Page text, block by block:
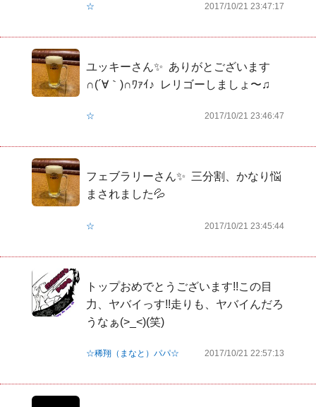
☆ 2017/10/21 23:47:17
ユッキーさん✨  ありがとございます
∩(´∀｀)∩ﾜｧｲ♪  レリゴーしましょ〜♫
☆ 2017/10/21 23:46:47
フェブラリーさん✨  三分割、かなり悩
まされました💦
☆ 2017/10/21 23:45:44
トップおめでとうございます!!この目
力、ヤバイっす!!走りも、ヤバイんだろ
うなぁ(>_<)(笑)
☆稀翔（まなと）パパ☆ 2017/10/21 22:57:13